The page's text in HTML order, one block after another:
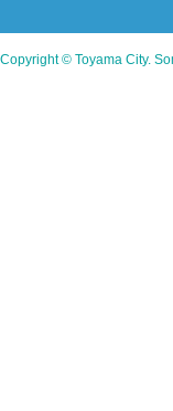
Copyright © Toyama City.